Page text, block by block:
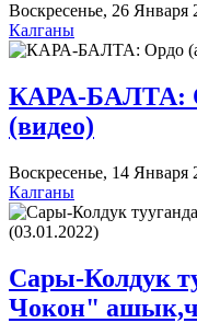
Воскресенье, 26 Января
Калганы
КАРА-БАЛТА:
(видео)
Воскресенье, 14 Января
Калганы
Сары-Колдук
Чокон"